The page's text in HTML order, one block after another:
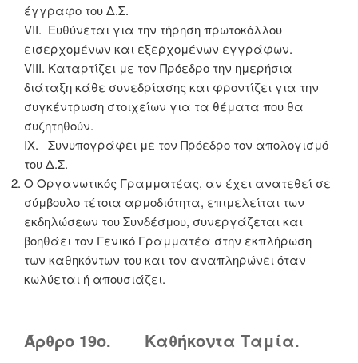
έγγραφο του Δ.Σ.
VII. Ευθύνεται για την τήρηση πρωτοκόλλου
εισερχομένων και εξερχομένων εγγράφων.
VIII. Καταρτίζει με τον Πρόεδρο την ημερήσια
διάταξη κάθε συνεδρίασης και φροντίζει για την
συγκέντρωση στοιχείων για τα θέματα που θα
συζητηθούν.
IX. Συνυπογράφει με τον Πρόεδρο τον απολογισμό
του Δ.Σ.
Ο Οργανωτικός Γραμματέας, αν έχει ανατεθεί σε
σύμβουλο τέτοια αρμοδιότητα, επιμελείται των
εκδηλώσεων του Συνδέσμου, συνεργάζεται και
βοηθάει τον Γενικό Γραμματέα στην εκπλήρωση
των καθηκόντων του και τον αναπληρώνει όταν
κωλύεται ή απουσιάζει.
Άρθρο 19ο. Καθήκοντα Ταμία.